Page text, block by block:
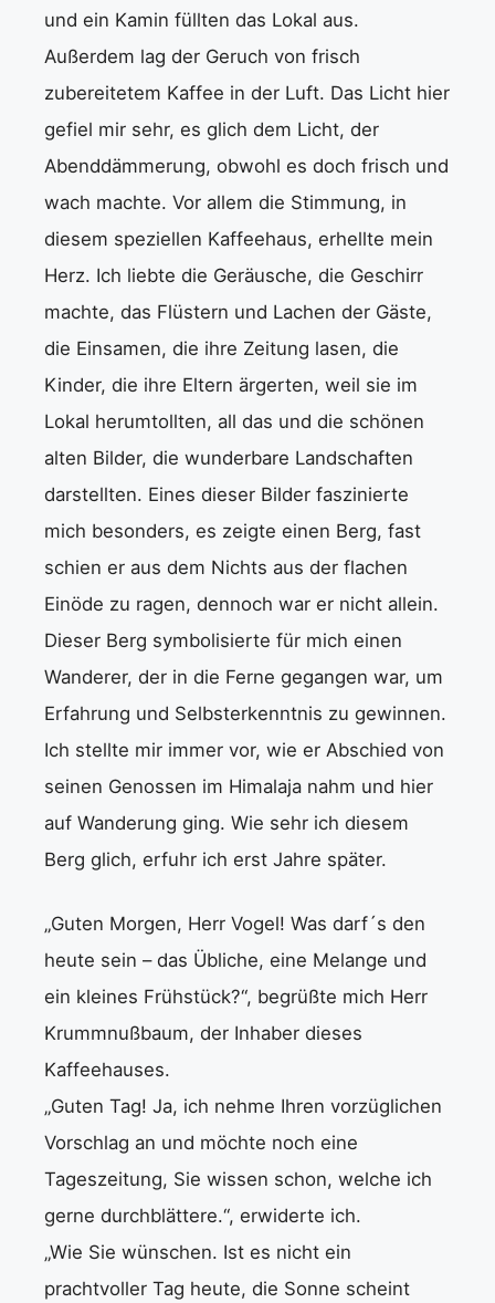
und ein Kamin füllten das Lokal aus.
Außerdem lag der Geruch von frisch
zubereitetem Kaffee in der Luft. Das Licht hier
gefiel mir sehr, es glich dem Licht, der
Abenddämmerung, obwohl es doch frisch und
wach machte. Vor allem die Stimmung, in
diesem speziellen Kaffeehaus, erhellte mein
Herz. Ich liebte die Geräusche, die Geschirr
machte, das Flüstern und Lachen der Gäste,
die Einsamen, die ihre Zeitung lasen, die
Kinder, die ihre Eltern ärgerten, weil sie im
Lokal herumtollten, all das und die schönen
alten Bilder, die wunderbare Landschaften
darstellten. Eines dieser Bilder faszinierte
mich besonders, es zeigte einen Berg, fast
schien er aus dem Nichts aus der flachen
Einöde zu ragen, dennoch war er nicht allein.
Dieser Berg symbolisierte für mich einen
Wanderer, der in die Ferne gegangen war, um
Erfahrung und Selbsterkenntnis zu gewinnen.
Ich stellte mir immer vor, wie er Abschied von
seinen Genossen im Himalaja nahm und hier
auf Wanderung ging. Wie sehr ich diesem
Berg glich, erfuhr ich erst Jahre später.
„Guten Morgen, Herr Vogel! Was darf´s den
heute sein – das Übliche, eine Melange und
ein kleines Frühstück?“, begrüßte mich Herr
Krummnußbaum, der Inhaber dieses
Kaffeehauses.
„Guten Tag! Ja, ich nehme Ihren vorzüglichen
Vorschlag an und möchte noch eine
Tageszeitung, Sie wissen schon, welche ich
gerne durchblättere.“, erwiderte ich.
„Wie Sie wünschen. Ist es nicht ein
prachtvoller Tag heute, die Sonne scheint